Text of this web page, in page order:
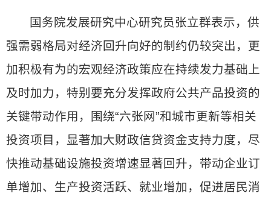
国务院发展研究中心研究员张立群表示，供
强需弱格局对经济回升向好的制约仍较突出，更
加积极有为的宏观经济政策应在持续发力基础上
及时加力，特别要充分发挥政府公共产品投资的
关键带动作用，围绕“六张网”和城市更新等相关
投资项目，显著加大财政信贷资金支持力度，尽
快推动基础设施投资增速显著回升，带动企业订
单增加、生产投资活跃、就业增加，促进居民消